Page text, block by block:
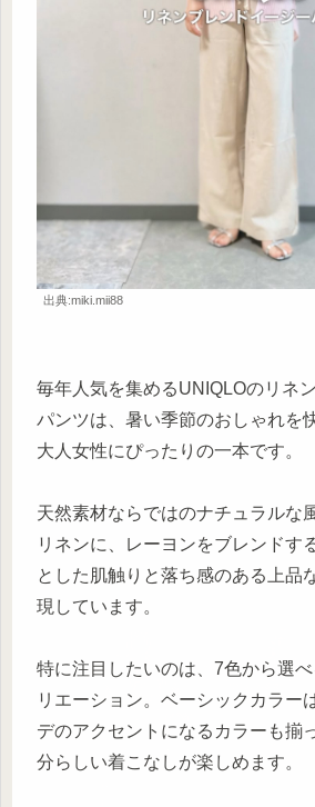
出典:miki.mii88
毎年人気を集めるUNIQLOのリネ
パンツは、暑い季節のおしゃれを
大人女性にぴったりの一本です。
天然素材ならではのナチュラルな
リネンに、レーヨンをブレンドす
とした肌触りと落ち感のある上品
現しています。
特に注目したいのは、7色から選
リエーション。ベーシックカラー
デのアクセントになるカラーも揃
分らしい着こなしが楽しめます。